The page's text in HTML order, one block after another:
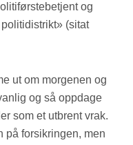
og
(sitat
ut om morgenen og
og så oppdage
som et utbrent vrak.
på forsikringen, men